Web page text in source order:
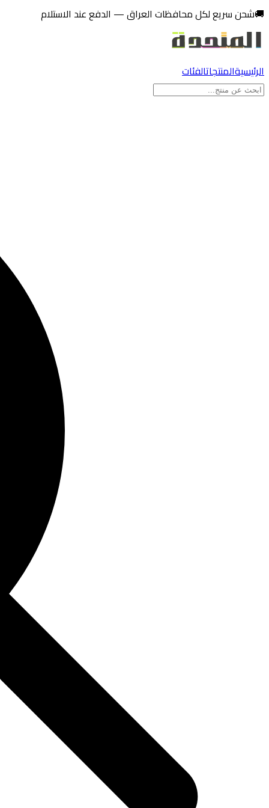
تخطي إلى المحتوى
🚚شحن سريع لكل محافظات العراق — الدفع عند الاستلام
الرئيسيةالمنتجاتالفئات